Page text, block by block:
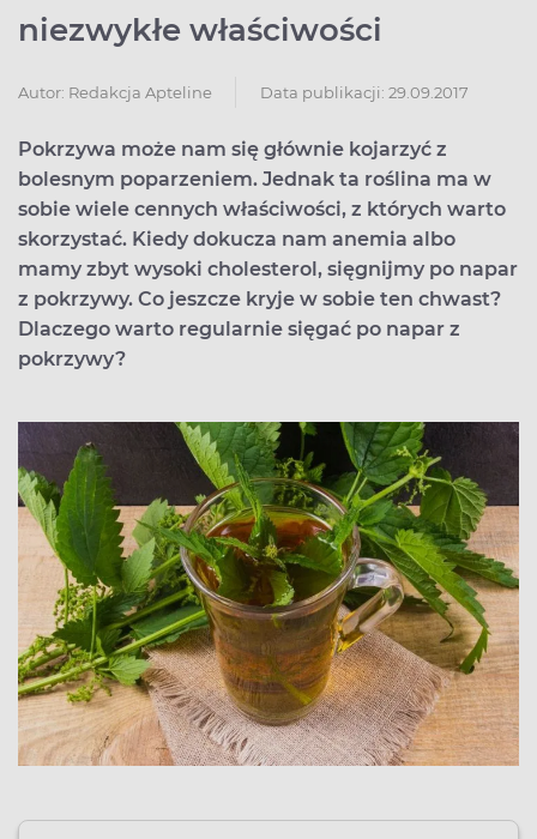
niezwykłe właściwości
Autor: Redakcja Apteline Data publikacji: 29.09.2017
Pokrzywa może nam się głównie kojarzyć z
bolesnym poparzeniem. Jednak ta roślina ma w
sobie wiele cennych właściwości, z których warto
skorzystać. Kiedy dokucza nam anemia albo
mamy zbyt wysoki cholesterol, sięgnijmy po napar
z pokrzywy. Co jeszcze kryje w sobie ten chwast?
Dlaczego warto regularnie sięgać po napar z
pokrzywy?